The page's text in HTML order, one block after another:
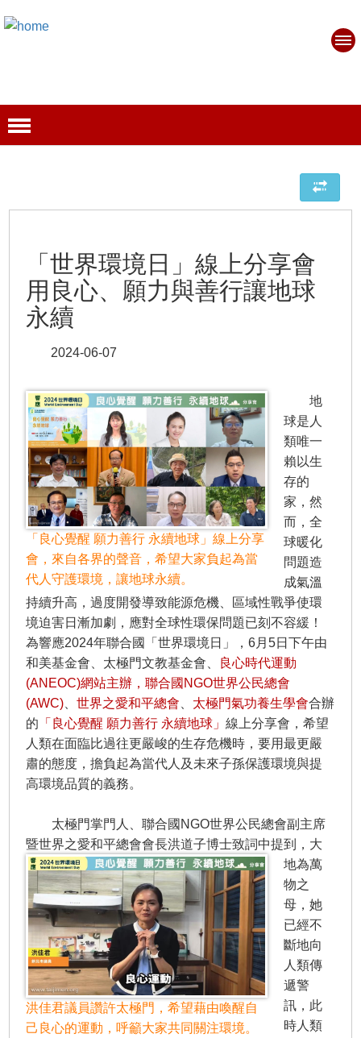
「世界環境日」線上分享會
用良心、願力與善行讓地球
永續
2024-06-07
「良心覺醒 願力善行 永續地球」線上分享
會，來自各界的聲音，希望大家負起為當
代人守護環境，讓地球永續。
地
球是人
類唯一
賴以生
存的
家，然
而，全
球暖化
問題造
成氣溫
持續升高，過度開發導致能源危機、區域性戰爭使環
境迫害日漸加劇，應對全球性環保問題已刻不容緩！
為響應2024年聯合國「世界環境日」，6月5日下午由
和美基金會、太極門文教基金會、
良心時代運動
(ANEOC)網站主辦，聯合國NGO世界公民總會
(AWC) 、世界之愛和平總會 太極門氣功養生學會合辦
的 「良心覺醒 願力善行 永續地球」線上分享會，希望
人類在面臨比過往更嚴峻的生存危機時，要用最更嚴
肅的態度，擔負起為當代人及未來子孫保護環境與提
高環境品質的義務。
太極門掌門人、聯合國NGO世界公民總會副主席
暨世界之愛和平總會會長洪道子博士致詞中提到，
洪佳君議員讚許太極門，希望藉由喚醒自
己良心的運動，呼籲大家共同關注環境。
大
地為萬
物之
母，她
已經不
斷地向
人類傳
遞警
訊，此
時人類